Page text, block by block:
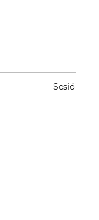
Sesión